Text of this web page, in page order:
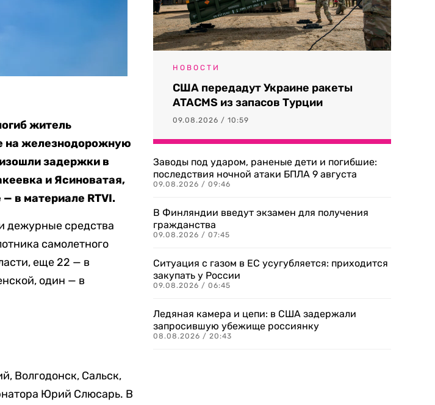
житель
на железнодорожную
задержки в
и Ясиноватая,
в материале RTVI.
дежурные средства
самолетного
еще 22 — в
один — в
Волгодонск, Сальск,
Юрий Слюсарь. В
НОВОСТИ
США передадут Украине ракеты
ATACMS из запасов Турции
09.08.2026 / 10:59
Заводы под ударом, раненые дети и погибшие:
последствия ночной атаки БПЛА 9 августа
09.08.2026 / 09:46
В Финляндии введут экзамен для получения
гражданства
09.08.2026 / 07:45
Ситуация с газом в ЕС усугубляется: приходится
закупать у России
09.08.2026 / 06:45
Ледяная камера и цепи: в США задержали
запросившую убежище россиянку
08.08.2026 / 20:43